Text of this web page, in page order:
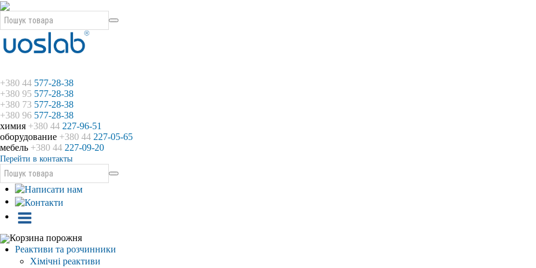
+380 44 577-28-38
+380 95 577-28-38
+380 73 577-28-38
+380 96 577-28-38
химия +380 44 227-96-51
оборудование +380 44 227-05-65
мебель +380 44 227-09-20
Перейти в контакты
Корзина порожня
Реактиви та розчинники
Хімічні реактиви